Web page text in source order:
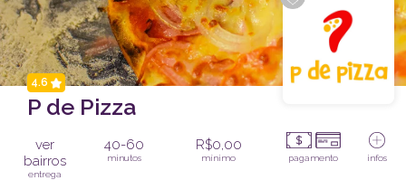
4.6
P de Pizza
ver
bairros
entrega
40-60
minutos
R$0,00
mínimo pagamento infos